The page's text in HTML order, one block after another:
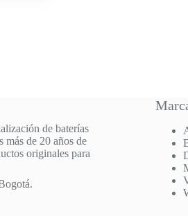
de baterías
más de 20 años de
originales para